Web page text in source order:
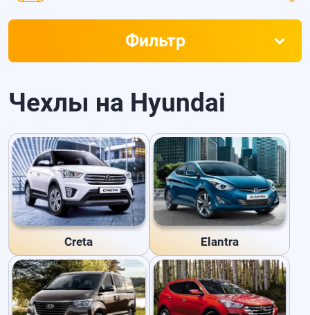
Чехлы на Hyundai
Creta Elantra
Фильтр